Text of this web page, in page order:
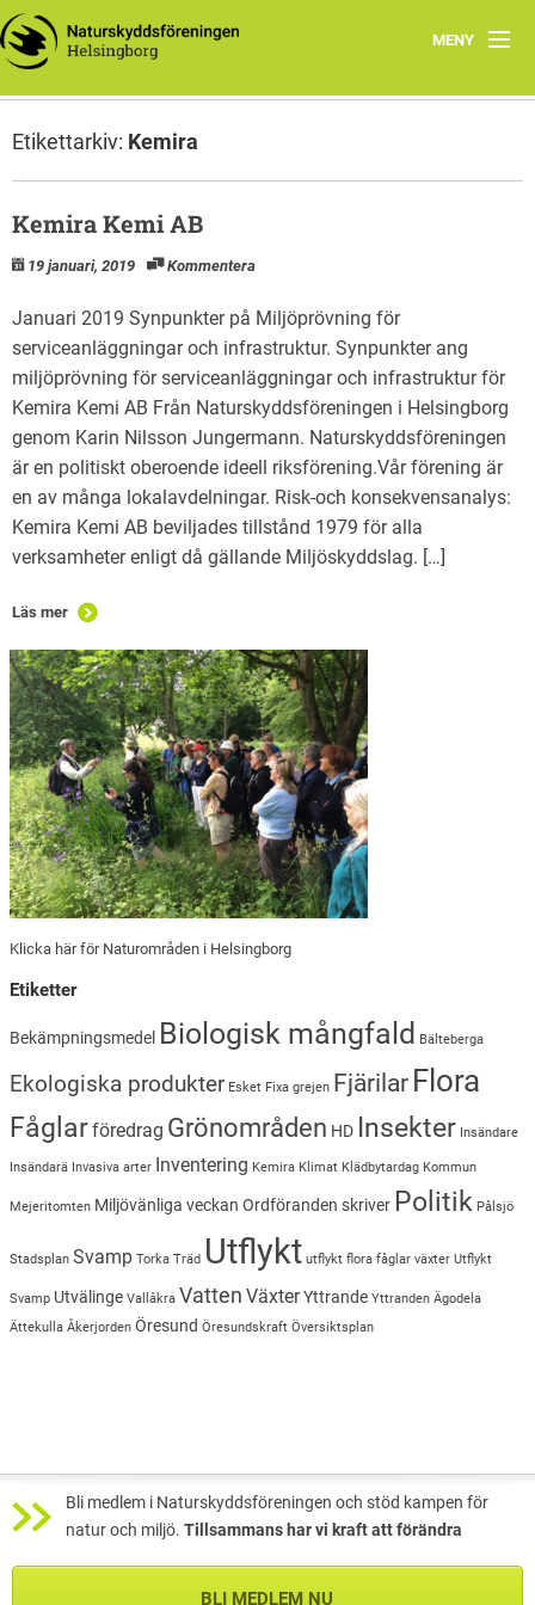
MENY
Hem
Program
Natursnokarnas våren 2024
Etikettarkiv: Kemira
Kemira Kemi AB
19 januari, 2019 Kommentera
Januari 2019 Synpunkter på Miljöprövning för
serviceanläggningar och infrastruktur. Synpunkter ang
miljöprövning för serviceanläggningar och infrastruktur för
Kemira Kemi AB Från Naturskyddsföreningen i Helsingborg
genom Karin Nilsson Jungermann. Naturskyddsföreningen
är en politiskt oberoende ideell riksförening.Vår förening är
en av många lokalavdelningar. Risk-och konsekvensanalys:
Kemira Kemi AB beviljades tillstånd 1979 för alla
verksamheter enligt då gällande Miljöskyddslag. […]
Läs mer
Klicka här för Naturområden i Helsingborg
Etiketter
Bekämpningsmedel Biologisk mångfald Bälteberga
Ekologiska produkter Esket Fixa grejen Fjärilar Flora
Fåglarföredrag Grönområden HD Insekter Insändare
Insändarä Invasiva arter Inventering Kemira Klimat Klädbytardag Kommun
Mejeritomten Miljövänliga veckan Ordföranden skriver Politik Pålsjö
Stadsplan Svamp Torka Träd Utflykt utflykt flora fåglar växter Utflykt
Svamp Utvälinge Vallåkra Vatten VäxterYttrande Yttranden Ägodela
Ättekulla Åkerjorden Öresund Öresundskraft Översiktsplan
Bli medlem i Naturskyddsföreningen och stöd kampen för
natur och miljö. Tillsammans har vi kraft att förändra
BLI MEDLEM NU